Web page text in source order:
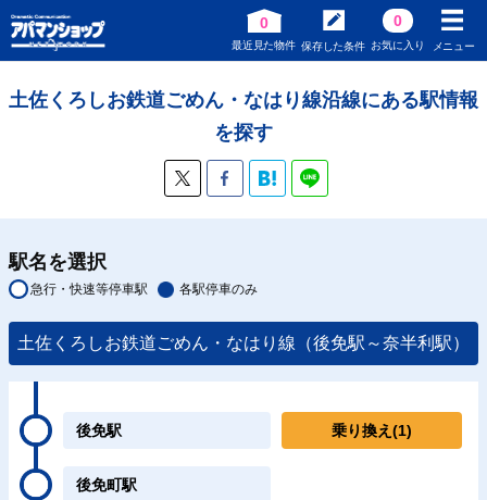
0
最近見た物件 保存した条件
0
お気に入り メニュー
土佐くろしお鉄道ごめん・なはり線沿線にある駅情報
を探す
駅名を選択
急行・快速等停車駅 各駅停車のみ
土佐くろしお鉄道ごめん・なはり線（後免駅～奈半利駅）
後免駅 乗り換え (1)
後免町駅